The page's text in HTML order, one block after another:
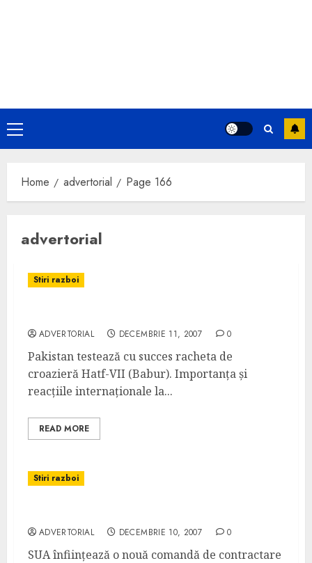
Primary
Menu
Home advertorial Page 166
advertorial
Stiri razboi
ADVERTORIAL DECEMBRIE 11, 2007 0
Pakistan testează cu succes racheta de
croazieră Hatf-VII (Babur). Importanța și
reacțiile internaționale la...
READ MORE
Stiri razboi
ADVERTORIAL DECEMBRIE 10, 2007 0
SUA înființează o nouă comandă de contractare